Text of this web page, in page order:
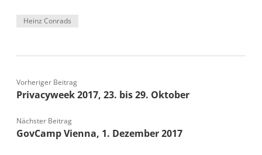
Heinz Conrads
Vorheriger Beitrag
Privacyweek 2017, 23. bis 29. Oktober
Nächster Beitrag
GovCamp Vienna, 1. Dezember 2017